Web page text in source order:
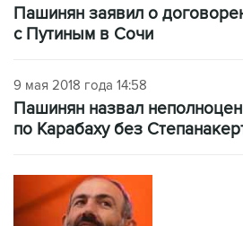
Пашинян заявил о
с Путиным в Сочи
9 мая 2018 года 14:58
Пашинян назвал
по Карабаху без